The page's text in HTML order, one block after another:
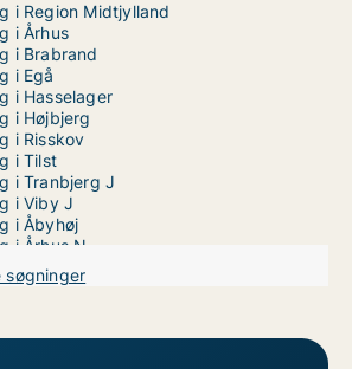
i Region Midtjylland
i Århus
i Brabrand
i Egå
i Hasselager
i Højbjerg
i Risskov
i Tilst
i Tranbjerg J
i Viby J
i Åbyhøj
i Århus N
i Århus V
søgninger